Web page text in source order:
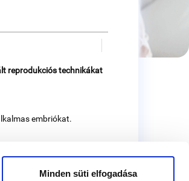
Minden süti elfogadása
reprodukciós technikákat
embriókat.